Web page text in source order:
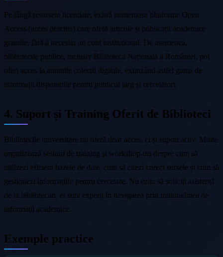
Pe lângă resursele licențiate, există numeroase platforme Open
Access (acces deschis) care oferă articole și publicații academice
gratuite, fără a necesita un cont instituțional. De asemenea,
bibliotecile publice, inclusiv Biblioteca Națională a României, pot
oferi acces la anumite colecții digitale, extinzând astfel gama de
informații disponibile pentru publicul larg și cercetători.
4. Suport și Training Oferit de Biblioteci
Bibliotecile universitare nu oferă doar acces, ci și suport activ. Multe
organizează sesiuni de training și workshop-uri despre cum să
utilizezi eficient bazele de date, cum să citezi corect sursele și cum să
gestionezi informațiile pentru cercetare. Nu ezita să soliciți asistență
de la bibliotecari, ei sunt experți în navigarea prin multitudinea de
informații academice.
Exemple practice